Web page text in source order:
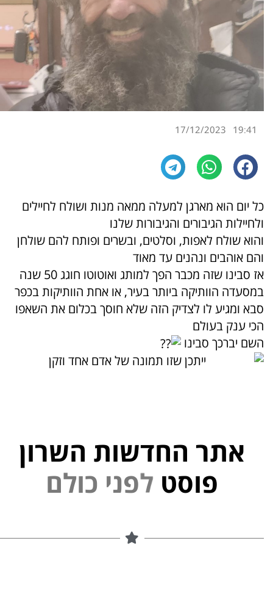
19:41
17/12/2023
כל יום הוא מארגן למעלה ממאה מנות ושולח לחיילים
ולחיילות הגיבורים והגיבורות שלנו
והוא שולח לאפות, וסלטים, ובשרים ופותח להם שולחן
והם אוהבים ונהנים עד מאוד
אז סבינו שזה מכבר הפך למותג ואוטוטו חוגג 50 שנה
במסעדה הוותיקה ביותר בעיר, או אחת הוותיקות בכפר
סבא ומגיע לו לצדיק הזה שלא חוסך בכלום את השאפו
הכי ענק בעולם
השם יברכך סבינו
אתר החדשות השרון
פוסט